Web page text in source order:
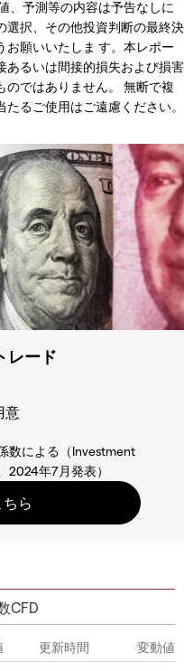
、予測等の内容は予告なしに
選択、その他投資判断の最終決
お願いいたしま す。本レポー
あるいは間接的損失および損害
のではありません。 無断で複
るご使用はご遠慮ください。
レード
意
数による（Investment
2024年7月発表）
CFD